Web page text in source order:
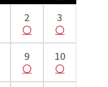
2 3
9 10